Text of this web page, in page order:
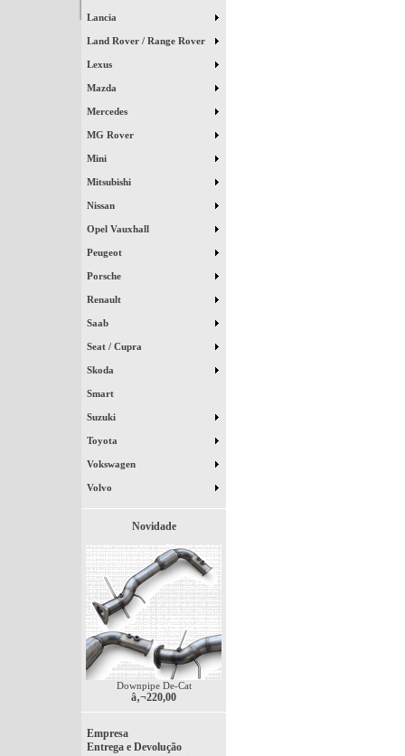
Lancia
Land Rover / Range Rover
Lexus
Mazda
Mercedes
MG Rover
Mini
Mitsubishi
Nissan
Opel Vauxhall
Peugeot
Porsche
Renault
Saab
Seat / Cupra
Skoda
Smart
Suzuki
Toyota
Vokswagen
Volvo
Novidade
Downpipe De-Cat
â‚¬220,00
Empresa
Entrega e Devolução